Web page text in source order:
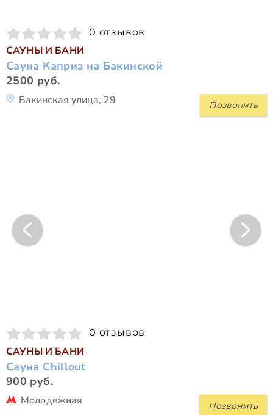
0 отзывов
САУНЫ И БАНИ
Сауна Каприз на Бакинской
2500 руб.
Позвонить
Бакинская улица, 29
0 отзывов
САУНЫ И БАНИ
Сауна Chillout
900 руб.
Позвонить
Молодежная